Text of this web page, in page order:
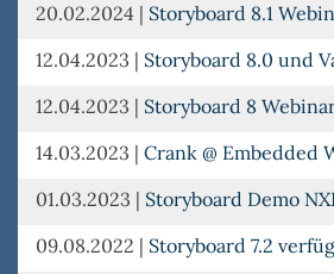
20.02.2024 | Storyboard 8.1
12.04.2023 | Storyboard 8.0 und
12.04.2023 | Storyboard 8
14.03.2023 | Crank @ Embedded
01.03.2023 | Storyboard Demo
09.08.2022 | Storyboard 7.2